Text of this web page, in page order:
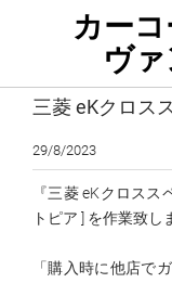
カー
ヴ
三菱 eKクロス
29/8/2023
『三菱 eKクロス
トピア ] を作業致し
「購入時に他店で